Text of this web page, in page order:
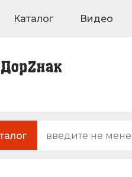
Каталог Видео
и временные